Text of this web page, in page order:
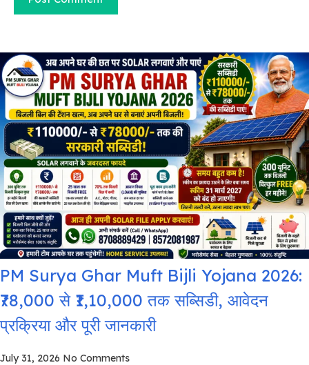
PM Surya Ghar Muft Bijli Yojana 2026:
₹78,000 से ₹1,10,000 तक सब्सिडी, आवेदन
प्रक्रिया और पूरी जानकारी
July 31, 2026 No Comments